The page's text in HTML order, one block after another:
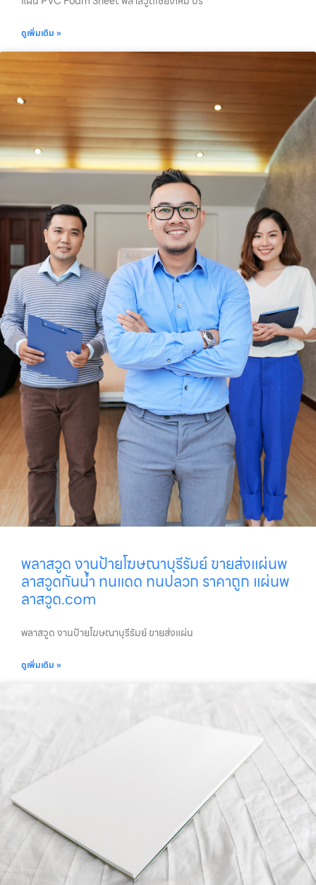
ดูเพิ่มเติม »
พลาสวูด งานป้ายโฆษณาบุรีรัมย์ ขายส่งแผ่นพ
ลาสวูดกันน้ำ ทนแดด ทนปลวก ราคาถูก แผ่นพ
ลาสวูด.com
พลาสวูด งานป้ายโฆษณาบุรีรัมย์ ขายส่งแผ่น
ดูเพิ่มเติม »